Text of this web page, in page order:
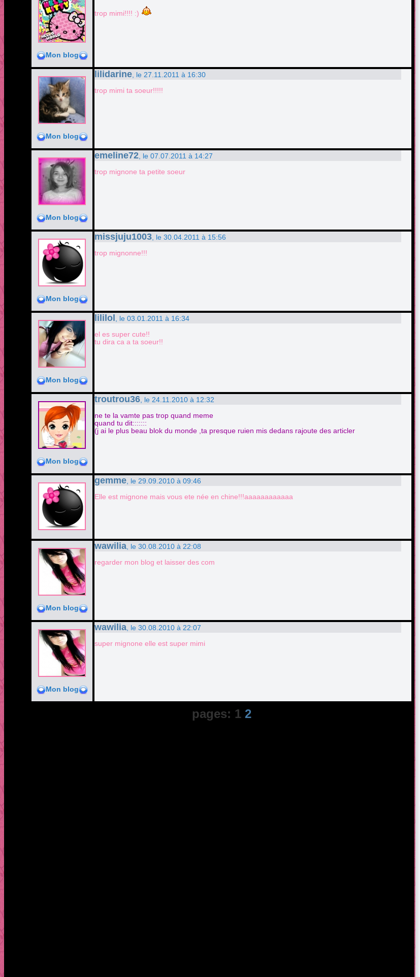
Mon blog
trop mimi!!!! :)
Mon blog
lilidarine , le 27.11.2011 à 16:30
trop mimi ta soeur!!!!!
Mon blog
emeline72 , le 07.07.2011 à 14:27
trop mignone ta petite soeur
Mon blog
missjuju1003 , le 30.04.2011 à 15:56
trop mignonne!!!
Mon blog
lililol
, le 03.01.2011 à 16:34
el es super cute!!
tu dira ca a ta soeur!!
Mon blog
troutrou36 , le 24.11.2010 à 12:32
ne te la vamte pas trop quand meme
quand tu dit:::::::
(j ai le plus beau blok du monde ,ta presque ruien mis dedans rajoute des articler
gemme , le 29.09.2010 à 09:46
Elle est mignone mais vous ete née en chine!!!aaaaaaaaaaaa
Mon blog
wawilia , le 30.08.2010 à 22:08
regarder mon blog et laisser des com
Mon blog
wawilia , le 30.08.2010 à 22:07
super mignone elle est super mimi
pages: 1 2